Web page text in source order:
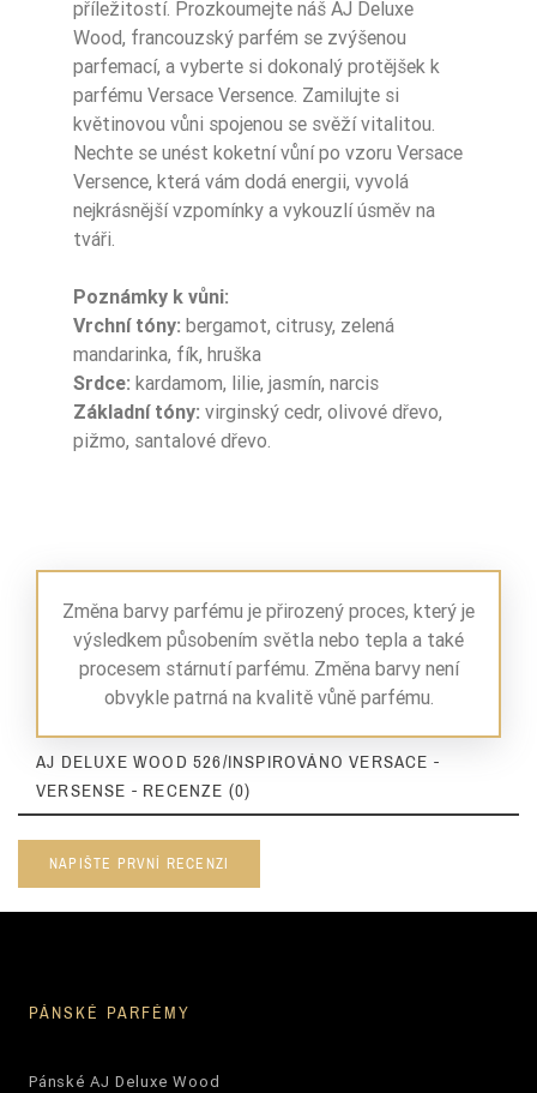
příležitostí. Prozkoumejte náš AJ Deluxe
Wood, francouzský parfém se zvýšenou
parfemací, a vyberte si dokonalý protějšek k
parfému Versace Versence. Zamilujte si
květinovou vůni spojenou se svěží vitalitou.
Nechte se unést koketní vůní po vzoru Versace
Versence, která vám dodá energii, vyvolá
nejkrásnější vzpomínky a vykouzlí úsměv na
tváři.
Poznámky k vůni:
Vrchní tóny: bergamot, citrusy, zelená
mandarinka, fík, hruška
Srdce: kardamom, lilie, jasmín, narcis
Základní tóny: virginský cedr, olivové dřevo,
pižmo, santalové dřevo.
Ean13 5906826265546
Změna barvy parfému je přirozený proces, který je
výsledkem působením světla nebo tepla a také
procesem stárnutí parfému. Změna barvy není
obvykle patrná na kvalitě vůně parfému.
AJ DELUXE WOOD 526/INSPIROVÁNO VERSACE -
VERSENSE - RECENZE (0)
NAPIŠTE PRVNÍ RECENZI
PÁNSKÉ PARFÉMY
Pánské AJ Deluxe Wood